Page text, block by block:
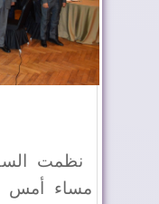
نظمت
مساء أمس